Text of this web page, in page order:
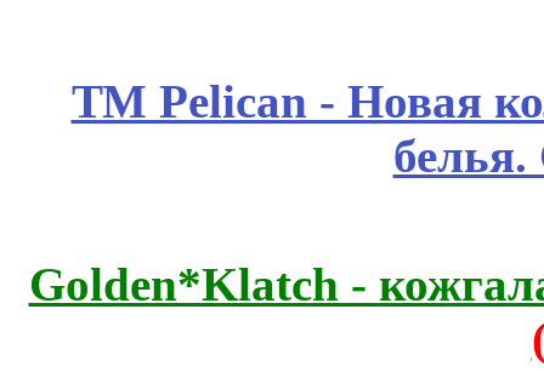
ТМ Pelican - Новая
Golden*Klatch -